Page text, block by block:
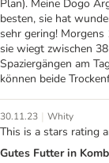
Plan). Meine Dogo
besten, sie hat
sehr gering!
sie wiegt zwischen
Spaziergängen am
können beide
30.11.23 | Whity
This is a stars rating
Gutes Futter in